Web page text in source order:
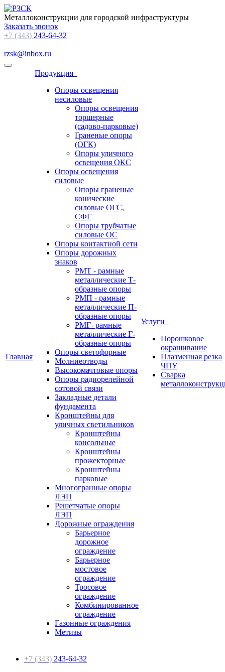
Металлоконструкции для городской инфраструктуры
Заказать звонок
+7 (343) 243-64-32
rzsk@inbox.ru
Главная
Продукция
Опоры освещения
несиловые
Опоры освещения
торшерные
(садово-парковые)
Граненые опоры
(ОГК)
Опоры уличного
освещения ОКС
Опоры освещения
силовые
Опоры граненые
конические
силовые ОГС,
СФГ
Опоры трубчатые
силовые ОС
Опоры контактной сети
Опоры дорожных
знаков
РМТ - рамные
металлические Т-
образные опоры
РМП - рамные
металлические П-
образные опоры
РМГ- рамные
металлические Г-
образные опоры
Опоры светофорные
Молниеотводы
Высокомачтовые опоры
Опоры радиорелейной
сотовой связи
Закладные детали
фундамента
Кронштейны для
уличных светильников
Кронштейны
консольные
Кронштейны
прожекторные
Кронштейны
парковые
Многогранные опоры
ЛЭП
Решетчатые опоры
ЛЭП
Дорожные ограждения
Барьерное
дорожное
ограждение
Барьерное
мостовое
ограждение
Тросовое
ограждение
Комбинированное
ограждение
Газонные ограждения
Метизы
Услуги
Порошковое
окрашивание
Плазменная резка
ЧПУ
Сварка
+7 (343) 243-64-32